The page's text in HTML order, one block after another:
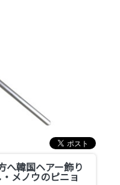
へ韓国ヘアー飾り
メノウのピニョ